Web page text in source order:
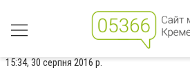
15:34, 30 серпня 2016 р.